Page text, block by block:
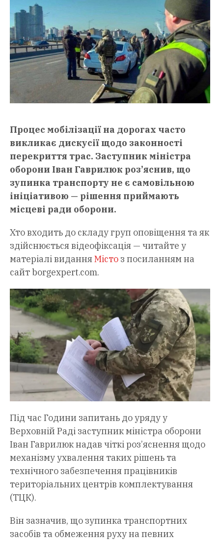
Процес мобілізації на дорогах часто
викликає дискусії щодо законності
перекриття трас. Заступник міністра
оборони Іван Гаврилюк роз’яснив, що
зупинка транспорту не є самовільною
ініціативою — рішення приймають
місцеві ради оборони.
Хто входить до складу груп оповіщення та як
здійснюється відеофіксація — читайте у
матеріалі виданняМісто з посиланням на
сайт borgexpert.com.
Під час Години запитань до уряду у
Верховній Раді заступник міністра оборони
Іван Гаврилюк надав чіткі роз’яснення щодо
механізму ухвалення таких рішень та
технічного забезпечення працівників
територіальних центрів комплектування
(ТЦК).
Він зазначив, що зупинка транспортних
засобів та обмеження руху на певних